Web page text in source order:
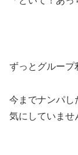
ずっとグループ
今までナンパし
気にしていませ